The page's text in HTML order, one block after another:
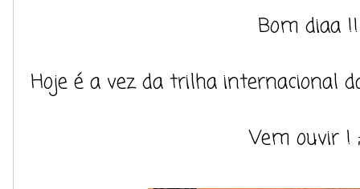
Bom diaa !!
Hoje é a vez da trilha internacional
Vem ouvir !